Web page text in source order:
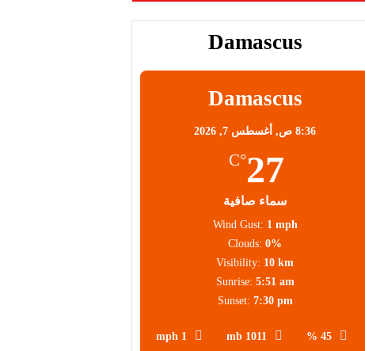
Damascus
Damascus
8:36 ص, أغسطس 7, 2026
27
°C
سماء صافية
45 %
1011 mb
1 mph
Wind Gust: 1 mph
Clouds: 0%
Visibility: 10 km
Sunrise: 5:51 am
Sunset: 7:30 pm